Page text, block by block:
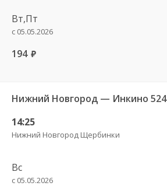
Вт,Пт
с 05.05.2026
194 руб.
Нижний Новгород — Инкино 524
14:25
Нижний Новгород Щербинки
Вс
с 05.05.2026